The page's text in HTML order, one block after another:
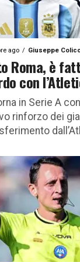
ago Giuseppe
Roma, è
con
in Serie A con
rinforzo dei